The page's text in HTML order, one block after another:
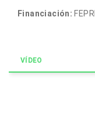
Financiación: FEPRL
VÍDEO